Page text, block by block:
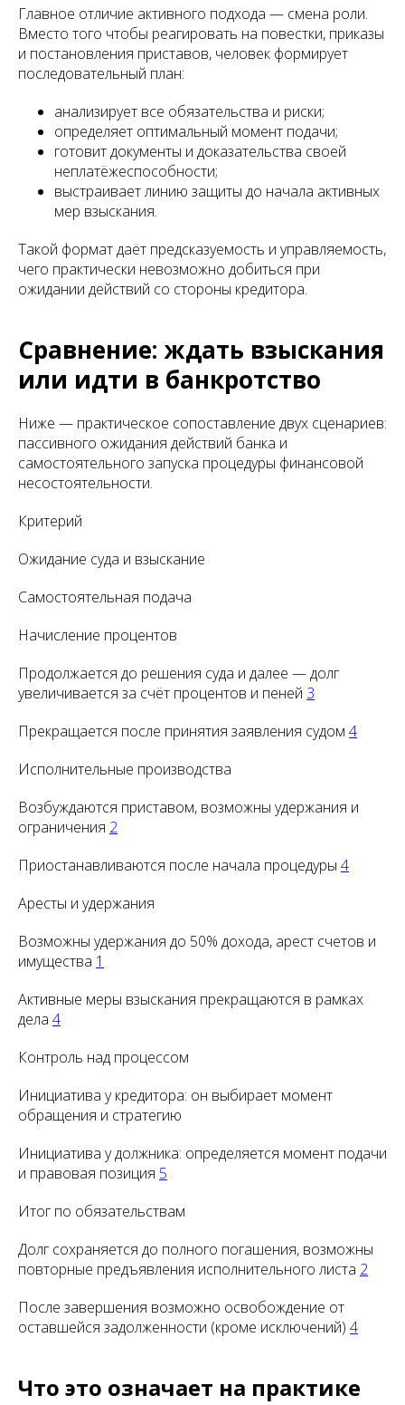
Главное отличие активного подхода — смена роли.
Вместо того чтобы реагировать на повестки, приказы
и постановления приставов, человек формирует
последовательный план:
анализирует все обязательства и риски;
определяет оптимальный момент подачи;
готовит документы и доказательства своей
неплатёжеспособности;
выстраивает линию защиты до начала активных
мер взыскания.
Такой формат даёт предсказуемость и управляемость,
чего практически невозможно добиться при
ожидании действий со стороны кредитора.
Сравнение: ждать взыскания
или идти в банкротство
Ниже — практическое сопоставление двух сценариев:
пассивного ожидания действий банка и
самостоятельного запуска процедуры финансовой
несостоятельности.
Критерий
Ожидание суда и взыскание
Самостоятельная подача
Начисление процентов
Продолжается до решения суда и далее — долг
увеличивается за счёт процентов и пеней 3
Прекращается после принятия заявления судом 4
Исполнительные производства
Возбуждаются приставом, возможны удержания и
ограничения 2
Приостанавливаются после начала процедуры 4
Аресты и удержания
Возможны удержания до 50% дохода, арест счетов и
имущества 1
Активные меры взыскания прекращаются в рамках
дела 4
Контроль над процессом
Инициатива у кредитора: он выбирает момент
обращения и стратегию
Инициатива у должника: определяется момент подачи
и правовая позиция 5
Итог по обязательствам
Долг сохраняется до полного погашения, возможны
повторные предъявления исполнительного листа 2
После завершения возможно освобождение от
оставшейся задолженности (кроме исключений) 4
Что это означает на практике